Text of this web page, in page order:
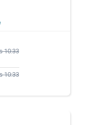
10:33
10:33